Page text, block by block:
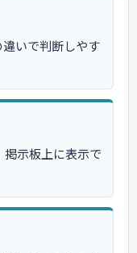
いで判断しやす
示板上に表示で